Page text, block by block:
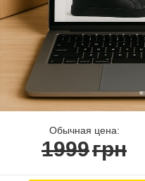
Обычная цена:
1999грн